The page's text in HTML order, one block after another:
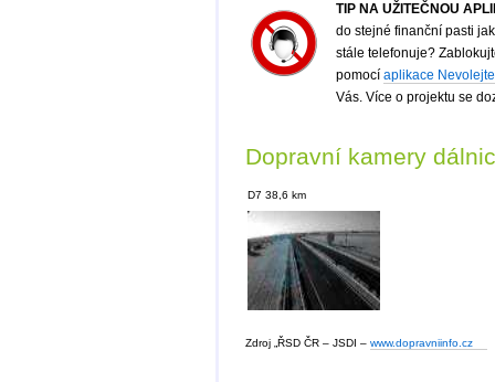
TIP NA UŽITEČNOU
do stejné finanční pasti
stále telefonuje?
pomocíaplikace
Vás. Více o projektu se
Dopravní kamery
D7 38,6 km
Zdroj „ŘSD ČR – JSDI – www.dopravniinfo.cz